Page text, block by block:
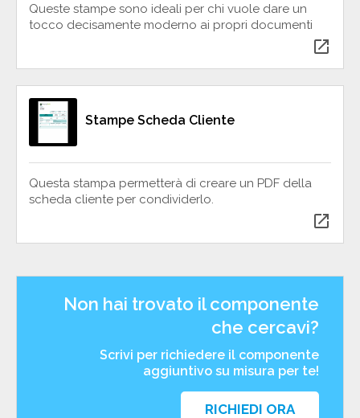
Queste stampe sono ideali per chi vuole dare un
tocco decisamente moderno ai propri documenti
open_in_new
Stampe Scheda Cliente
Questa stampa permetterà di creare un PDF della
scheda cliente per condividerlo.
open_in_new
Non hai trovato il componente
che cercavi?
Scrivi per richiedere il componente
aggiuntivo su misura per te!
RICHIEDI ORA